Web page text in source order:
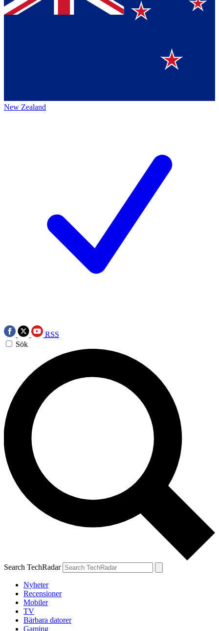
New Zealand
RSS
Sök
Search TechRadar
Nyheter
Recensioner
Mobiler
TV
Bärbara datorer
Gaming